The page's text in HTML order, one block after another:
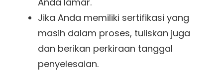
Jika Anda memiliki sertifikasi yang
masih dalam proses, tuliskan juga
dan berikan perkiraan tanggal
penyelesaian.